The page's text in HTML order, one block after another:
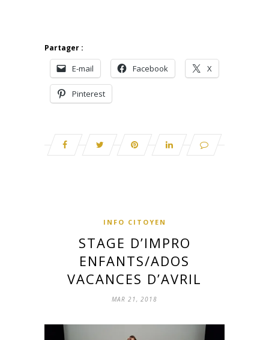
Partager :
E-mail Facebook X
Pinterest
INFO CITOYEN
STAGE D’IMPRO
ENFANTS/ADOS
VACANCES D’AVRIL
MAR 21, 2018